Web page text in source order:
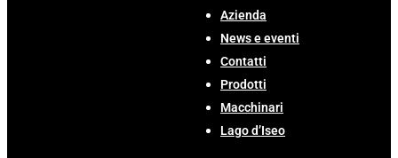
Azienda
News e eventi
Contatti
Prodotti
Macchinari
Lago d’Iseo